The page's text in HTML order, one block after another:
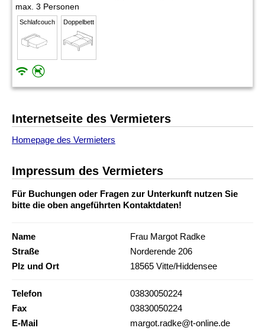
max. 3 Personen
Schlafcouch Doppelbett
Internetseite des Vermieters
Homepage des Vermieters
Impressum des Vermieters
Für Buchungen oder Fragen zur Unterkunft nutzen Sie
bitte die oben angeführten Kontaktdaten!
Name
Frau Margot Radke
Straße
Norderende 206
Plz und Ort
18565 Vitte/Hiddensee
Telefon
03830050224
Fax
03830050224
E-Mail
margot.radke@t-online.de